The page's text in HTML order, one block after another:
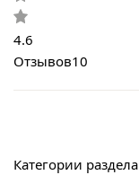
4.6
Отзывов10
Категории раздела